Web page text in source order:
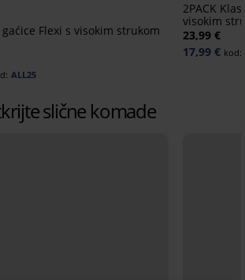
Flexi s visokim strukom
ALL25
2PACK
visokim
23,99 €
17,99 € kod:
slične komade